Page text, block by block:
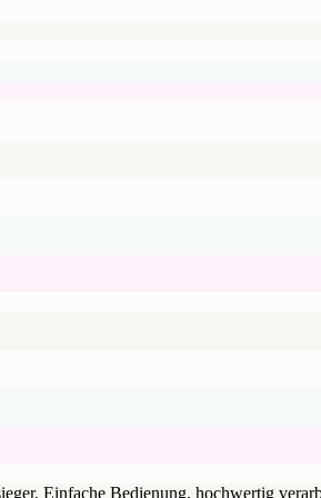
Einfache Bedienung, hochwertig